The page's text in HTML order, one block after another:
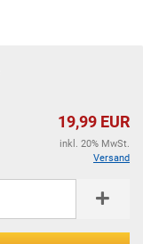
19,99 EUR
inkl. 20% MwSt.
Versand